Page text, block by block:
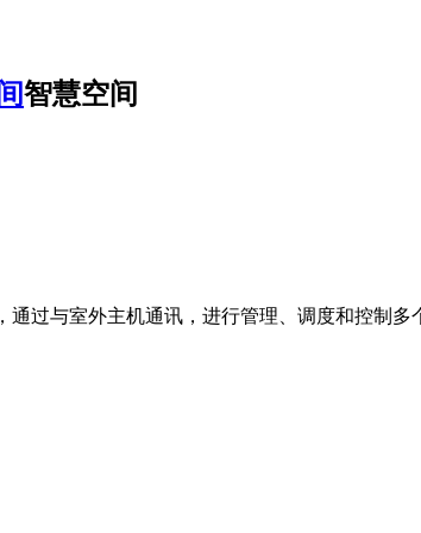
智慧空间
过与室外主机通讯，进行管理、调度和控制